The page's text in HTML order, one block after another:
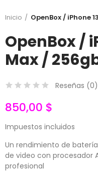
Inicio OpenBox / iPhone
OpenBox /
Max /
Reseñas (0)
850,00 $
Impuestos incluidos
Un rendimiento de
de video con procesador
profesional